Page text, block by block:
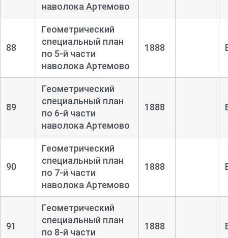
наволока Артемово
88
Геометрический
специальный план
по 5-й части
наволока Артемово
1888
89
Геометрический
специальный план
по 6-й части
наволока Артемово
1888
90
Геометрический
специальный план
по 7-й части
наволока Артемово
1888
91
Геометрический
специальный план
по 8-й части
1888